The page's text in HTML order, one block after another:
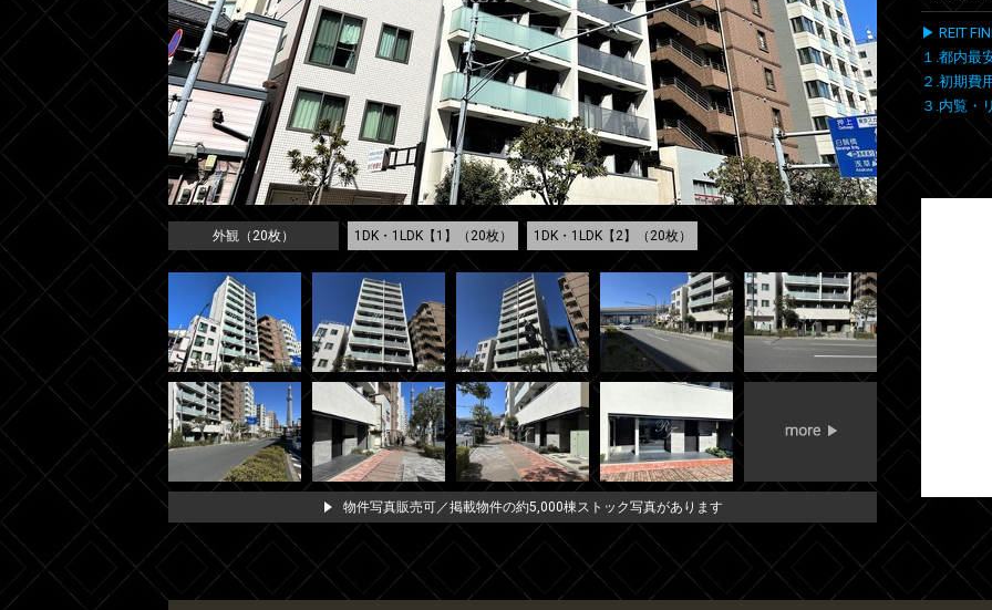
外観（20枚） 1DK・1LDK【1】（20枚） 1DK・1LDK【2】（20枚）
物件写真販売可／掲載物件の約5,000棟ストック写真があります
▶ REIT
１.都内最
２.初期費
３.内覧・